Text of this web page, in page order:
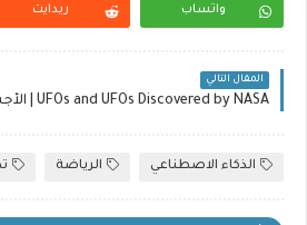
واتساب ريدايت
المقال التالي
UFOs and UFOs Discovered by NASA | الأجسام الطائرة المجهولة
الذكاء الاصطناعي الرياضة